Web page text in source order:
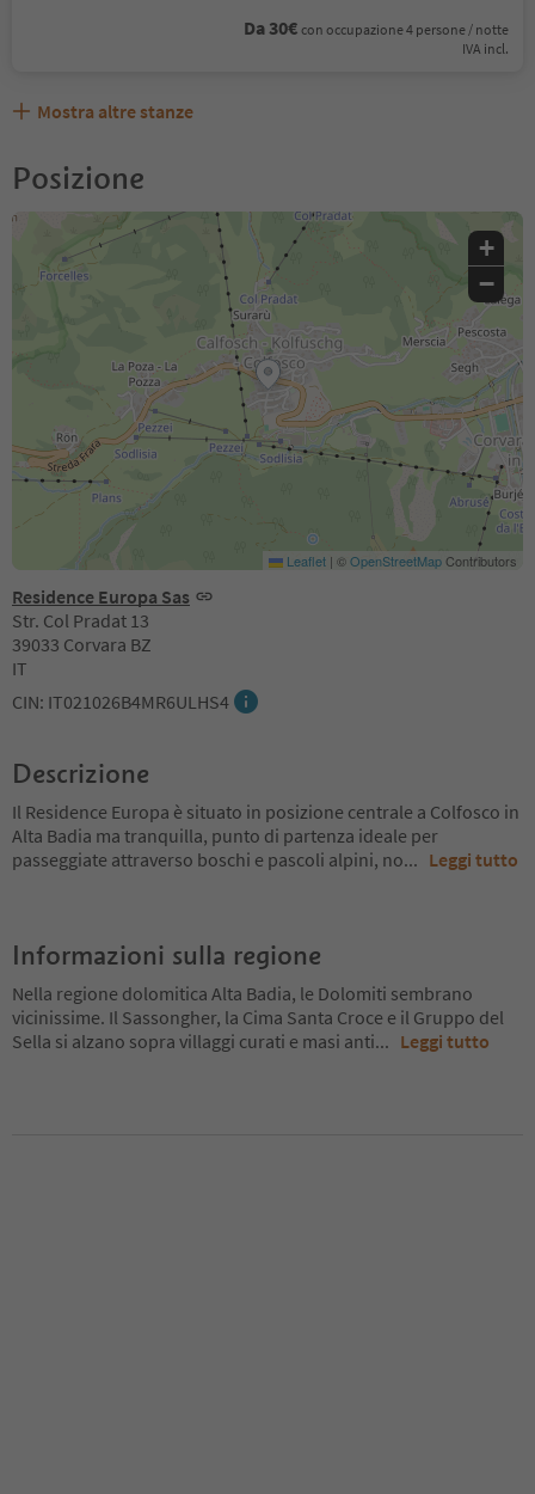
Da 30€ con occupazione 4 persone / notte
IVA incl.
Mostra altre stanze
Posizione
Residence Europa Sas
Str. Col Pradat 13
39033 Corvara BZ
IT
CIN: IT021026B4MR6ULHS4
+
−
Leaflet | ©OpenStreetMapContributors
Descrizione
Il Residence Europa è situato in posizione centrale a Colfosco in
Alta Badia ma tranquilla, punto di partenza ideale per
passeggiate attraverso boschi e pascoli alpini, no... Leggi tutto
Informazioni sulla regione
Nella regione dolomitica Alta Badia, le Dolomiti sembrano
vicinissime. Il Sassongher, la Cima Santa Croce e il Gruppo del
Sella si alzano sopra villaggi curati e masi anti... Leggi tutto